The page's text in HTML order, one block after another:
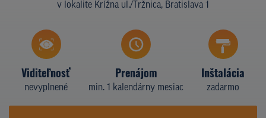
TYPY NOSIČOV
Z PRAXE
v lokalite Krížna ul./Tržnica, Bratislava 1
Viditeľnosť
nevyplnené
Prenájom
min. 1 kalendárny mesiac
Inštalácia
zadarmo